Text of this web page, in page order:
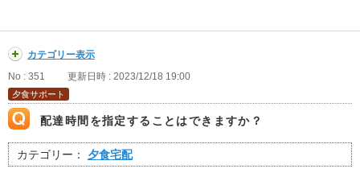
カテゴリー表示
No : 351
更新日時 : 2023/12/18 19:00
夕食サポート
配達時間を指定することはできますか？
カテゴリー： 夕食宅配